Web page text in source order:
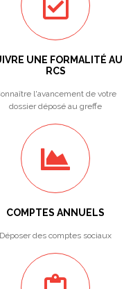
UNE FORMALITÉ AU
RCS
l'avancement de votre
dossier déposé au greffe
COMPTES ANNUELS
Déposer des comptes sociaux